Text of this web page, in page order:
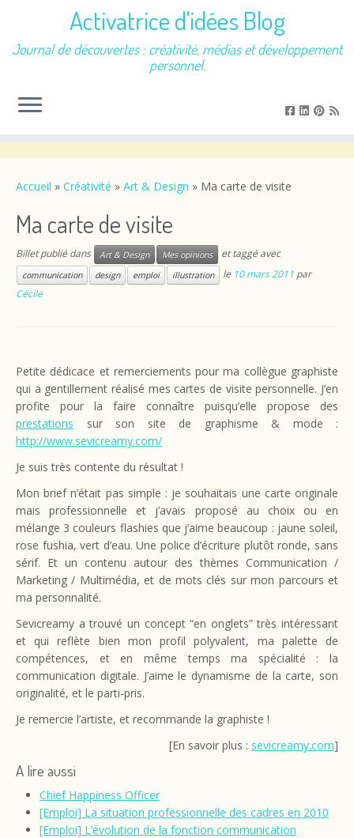
contenu
Activatrice d'idées Blog
Journal de découvertes : créativité, médias et développement
personnel.
Accueil » Créativité » Art & Design » Ma carte de visite
Ma carte de visite
Billet publié dans Art & Design Mes opinions et taggé avec
communication design emploi illustration le 10 mars 2011 par
Cécile
Petite dédicace et remerciements pour ma collègue graphiste
qui a gentillement réalisé mes cartes de visite personnelle. J’en
profite pour la faire connaître puisqu’elle propose des
prestations sur son site de graphisme & mode :
http://www.sevicreamy.com/
Je suis très contente du résultat !
Mon brief n’était pas simple : je souhaitais une carte originale
mais professionnelle et j’avais proposé au choix ou en
mélange 3 couleurs flashies que j’aime beaucoup : jaune soleil,
rose fushia, vert d’eau. Une police d’écriture plutôt ronde, sans
sérif. Et un contenu autour des thèmes Communication /
Marketing / Multimédia, et de mots clés sur mon parcours et
ma personnalité.
Sevicreamy a trouvé un concept “en onglets” très intéressant
et qui reflète bien mon profil polyvalent, ma palette de
compétences, et en même temps ma spécialité : la
communication digitale. J’aime le dynamisme de la carte, son
originalité, et le parti-pris.
Je remercie l’artiste, et recommande la graphiste !
[En savoir plus : sevicreamy.com]
A lire aussi
Chief Happiness Officer
[Emploi] La situation professionnelle des cadres en 2010
[Emploi] L’évolution de la fonction communication